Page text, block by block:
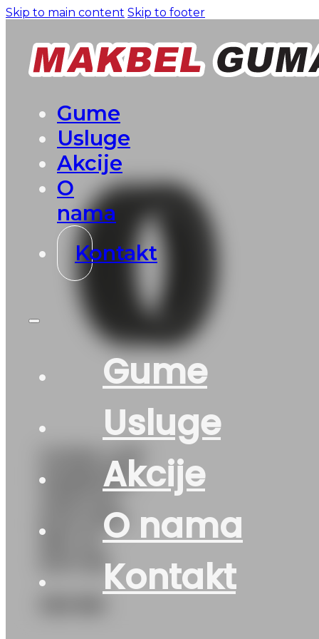
Skip to main content Skip to footer
Gume
Usluge
Akcije
O
nama
Kontakt
Gume
Usluge
Akcije
O nama
Kontakt
GUMA LJ/P
HANKOOK
EVO K137
96Y XL
DOT:26